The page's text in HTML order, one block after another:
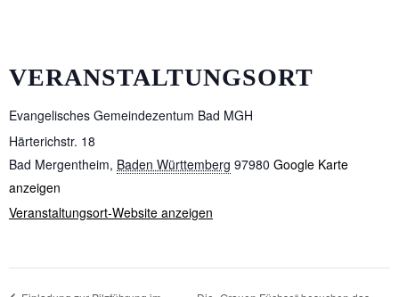
VERANSTALTUNGSORT
Evangelisches Gemeindezentum Bad MGH
Härterichstr. 18
Bad Mergentheim, Baden Württemberg 97980 Google Karte
anzeigen
Veranstaltungsort-Website anzeigen